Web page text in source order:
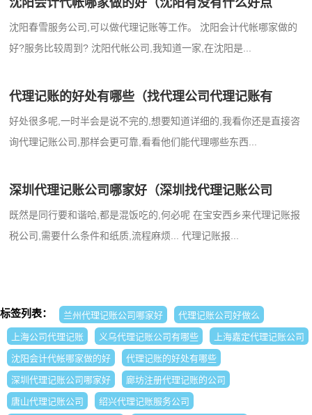
沈阳会计代帐哪家做的好（沈阳有没有什么好点
沈阳春雪服务公司,可以做代理记账等工作。 沈阳会计代帐哪家做的
好?服务比较周到? 沈阳代帐公司,我知道一家,在沈阳是...
代理记账的好处有哪些（找代理公司代理记账有
好处很多呢,一时半会是说不完的,想要知道详细的,我看你还是直接咨
询代理记账公司,那样会更可靠,看看他们能代理哪些东西...
深圳代理记账公司哪家好（深圳找代理记账公司
既然是同行要和谐哈,都是混饭吃的,何必呢 在宝安西乡来代理记账报
税公司,需要什么条件和纸质,流程麻烦... 代理记账报...
标签列表： 兰州代理记账公司哪家好 代理记账公司好做么
上海公司代理记账 义乌代理记账公司有哪些 上海嘉定代理记账公司
沈阳会计代帐哪家做的好 代理记账的好处有哪些
深圳代理记账公司哪家好 廊坊注册代理记账的公司
唐山代理记账公司 绍兴代理记账服务公司